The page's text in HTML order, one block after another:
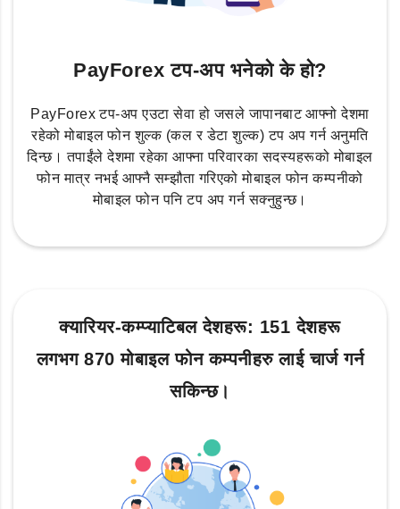
PayForex टप-अप भनेको के हो?
PayForex टप-अप एउटा सेवा हो जसले जापानबाट आफ्नो देशमा
रहेको मोबाइल फोन शुल्क (कल र डेटा शुल्क) टप अप गर्न अनुमति
दिन्छ। तपाईंले देशमा रहेका आफ्ना परिवारका सदस्यहरूको मोबाइल
फोन मात्र नभई आफ्नै सम्झौता गरिएको मोबाइल फोन कम्पनीको
मोबाइल फोन पनि टप अप गर्न सक्नुहुन्छ।
क्यारियर-कम्प्याटिबल देशहरू: 151 देशहरू
लगभग 870 मोबाइल फोन कम्पनीहरु लाई चार्ज गर्न
सकिन्छ।